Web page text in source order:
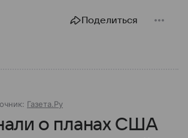
Поделиться
Газета.Ру
о планах США